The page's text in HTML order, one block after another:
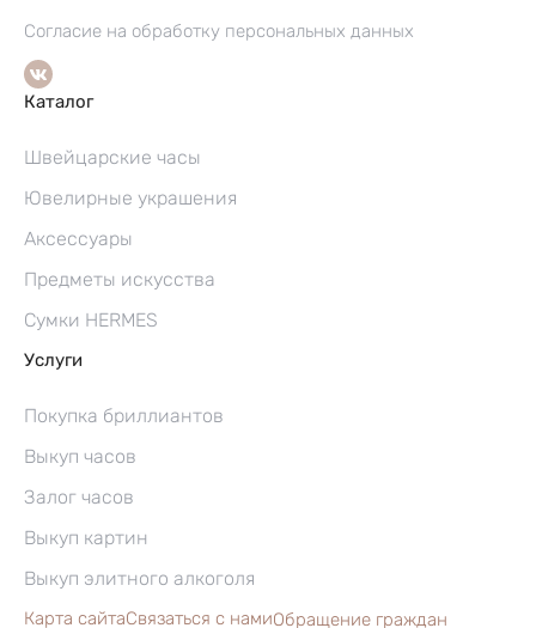
Согласие на обработку персональных данных
Каталог
Швейцарские часы
Ювелирные украшения
Аксессуары
Предметы искусства
Сумки HERMES
Услуги
Покупка бриллиантов
Выкуп часов
Залог часов
Выкуп картин
Выкуп элитного алкоголя
Карта сайтаСвязаться с намиОбращение граждан